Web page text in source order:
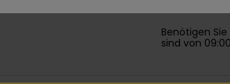
Benötigen
sind von